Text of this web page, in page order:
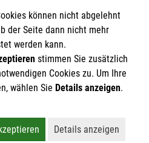
ist als eingetragene
können nicht abgelehnt
der Seite dann nicht mehr
werden kann.
stimmen Sie zusätzlich
Cookies zu. Um Ihre
wählen Sie Details anzeigen.
Cookies ab
Akzeptiert alle Cookies
Details anzeigen